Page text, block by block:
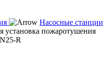
Насосные станции
установка пожаротушения
R